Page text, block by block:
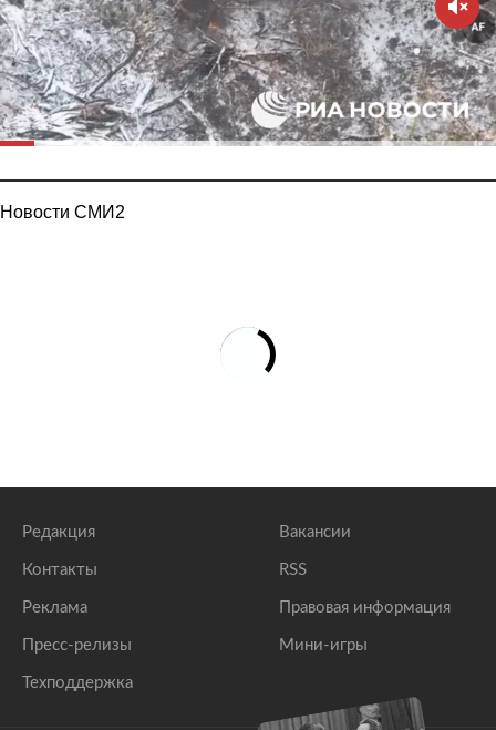
Новости СМИ2
Редакция
Контакты
Реклама
Пресс-релизы
Техподдержка
Вакансии
RSS
Правовая информация
Мини-игры